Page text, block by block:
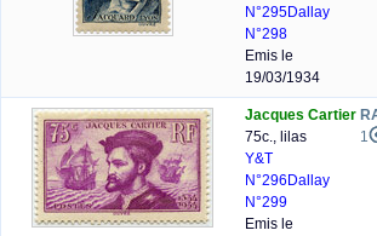
N°295Dallay
N°298
Emis le
19/03/1934
Jacques Cartier
75c., lilas
Y&T
N°296 Dallay
N°299
Emis le
1